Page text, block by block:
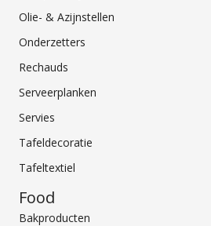
Olie- & Azijnstellen
Onderzetters
Rechauds
Serveerplanken
Servies
Tafeldecoratie
Tafeltextiel
Food
Bakproducten